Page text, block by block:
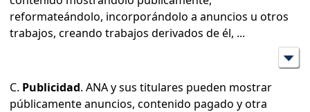
reformateándolo, incorporándolo a anuncios u otros
trabajos, creando trabajos derivados de él, ...
C. Publicidad. ANA y sus titulares pueden mostrar
públicamente anuncios, contenido pagado y otra